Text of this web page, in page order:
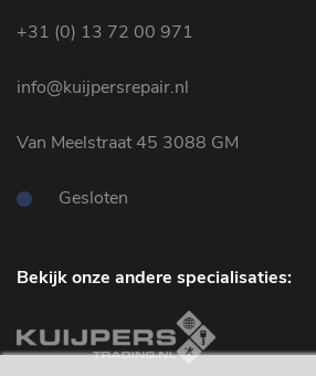
+31 (0) 13 72 00 971
info@kuijpersrepair.nl
Van Meelstraat 45 3088 GM
Gesloten
Bekijk onze andere specialisaties: